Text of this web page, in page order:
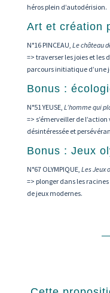
héros plein d’autodérision.
Art et création
N°16 PINCEAU, Le château
=> traverser les joies et
parcours initiatique d’une
Bonus :
N°51 YEUSE, L’homme qui
=> s’émerveiller de
désintéressée et
Bonus : Jeux
N°67 OLYMPIQUE, Les Jeux
=> plonger dans les
de jeux modernes.